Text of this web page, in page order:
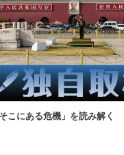
そこにある危機」を読み解く